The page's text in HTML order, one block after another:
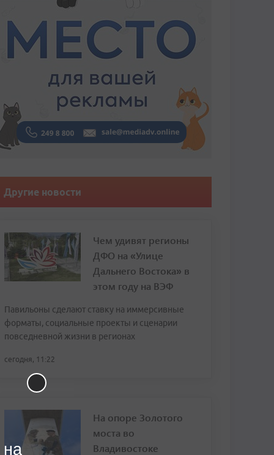
Другие новости
Чем удивят регионы
ДФО на «Улице
Дальнего Востока» в
этом году на ВЭФ
Павильоны сделают ставку на иммерсивные
форматы, социальные проекты и сценарии
повседневной жизни в регионах
сегодня, 11:22
На опоре Золотого
моста во
Владивостоке